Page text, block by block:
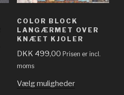
COLOR BLOCK
LANGÆRMET OVER
KNÆET KJOLER
DKK 499,00 Prisen er incl.
moms
Vælg muligheder